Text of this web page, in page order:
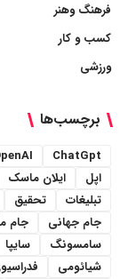
فرهنگ وهنر
کسب و کار
ورزشی
برچسب‌ها
ChatGpt
اپل
ایلان ماسک
تبلیغات
تحقیق
جام جهانی
جام
سامسونگ
سایپا
شیائومی